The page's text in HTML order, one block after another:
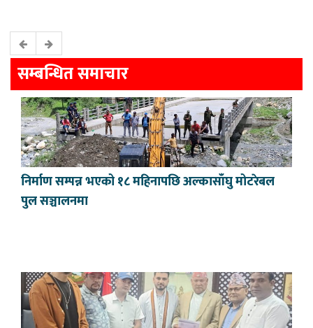
सम्बन्धित समाचार
निर्माण सम्पन्न भएको १८ महिनापछि अल्कासाँघु मोटरेबल
पुल सञ्चालनमा